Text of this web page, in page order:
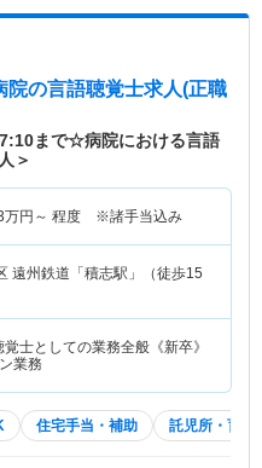
院の言語聴覚士求人(正職
まで☆病院における言語
＞
万円～ 程度 ※諸手当込み
遠州鉄道「積志駅」（徒歩15
士としての業務全般《新卒》
業務
住宅手当・補助 託児所・育児